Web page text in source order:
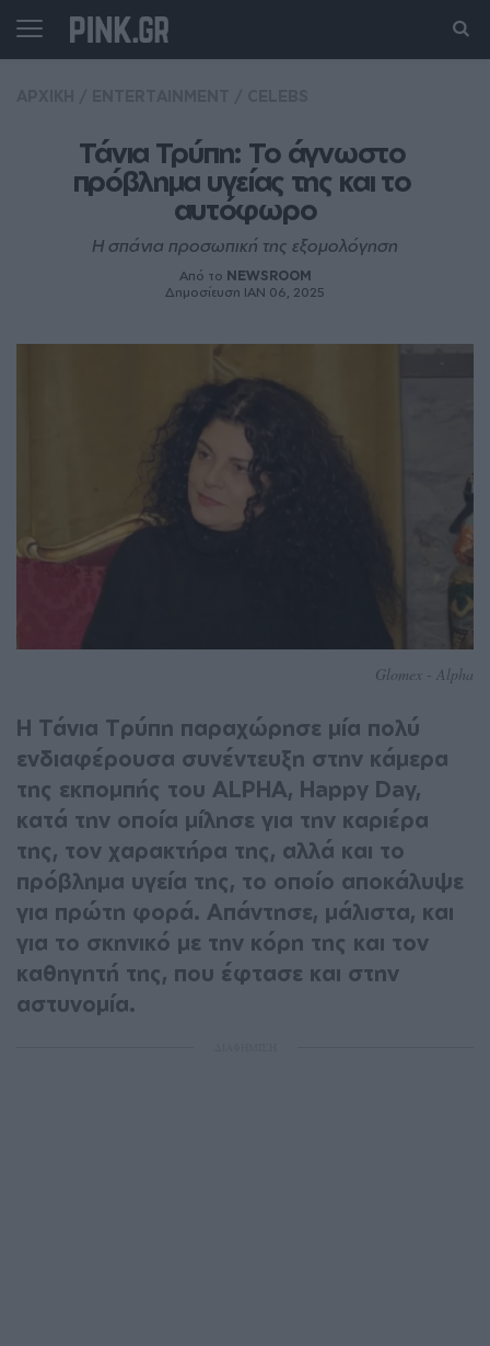
Τάνια Τρύπη: Το άγνωστο
πρόβλημα υγείας της και το
αυτόφωρο
Η σπάνια προσωπική της εξομολόγηση
Από το NEWSROOM
Δημοσίευση ΙΑΝ 06, 2025
Glomex - Alpha
Η Τάνια Τρύπη παραχώρησε μία πολύ
ενδιαφέρουσα συνέντευξη στην κάμερα
της εκπομπής του ALPHA, Happy Day,
κατά την οποία μίλησε για την καριέρα
της, τον χαρακτήρα της, αλλά και το
πρόβλημα υγεία της, το οποίο αποκάλυψε
για πρώτη φορά. Απάντησε, μάλιστα, και
για το σκηνικό με την κόρη της και τον
καθηγητή της, που έφτασε και στην
αστυνομία.